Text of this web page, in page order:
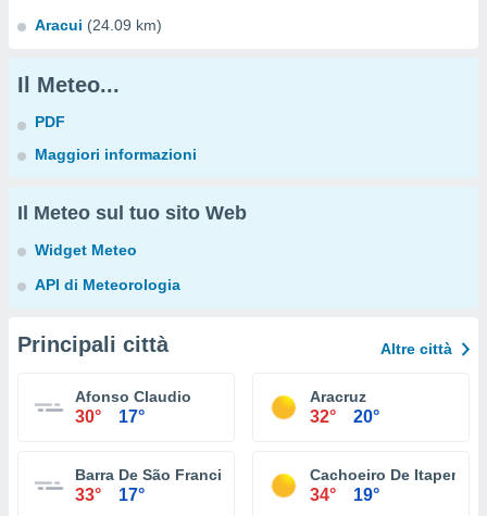
Aracui (24.09 km)
Il Meteo...
PDF
Maggiori informazioni
Il Meteo sul tuo sito Web
Widget Meteo
API di Meteorologia
Principali città Altre città
Afonso Claudio
30° 17°
Aracruz
32° 20°
Barra De São Francisco
33° 17°
Cachoeiro De
34° 19°